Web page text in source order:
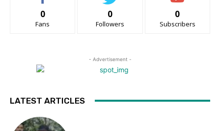
0
Fans
0
Followers
0
Subscribers
- Advertisement -
LATEST ARTICLES